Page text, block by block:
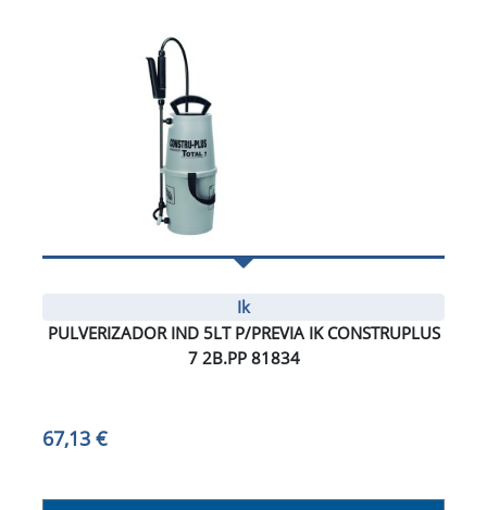
Ik
PULVERIZADOR IND 5LT P/PREVIA IK CONSTRUPLUS
7 2B.PP 81834
67,13 €